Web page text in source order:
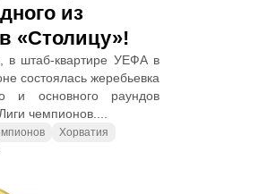
из
«Столицу»!
в штаб-квартире УЕФА в
состоялась жеребьевка
и основного раундов
чемпионов....
Хорватия